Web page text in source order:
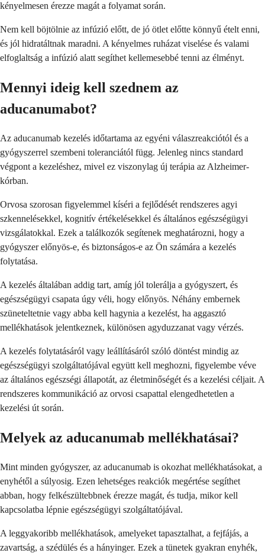
kényelmesen érezze magát a folyamat során.
Nem kell böjtölnie az infúzió előtt, de jó ötlet előtte könnyű ételt enni,
és jól hidratáltnak maradni. A kényelmes ruházat viselése és valami
elfoglaltság a infúzió alatt segíthet kellemesebbé tenni az élményt.
Mennyi ideig kell szednem az
aducanumabot?
Az aducanumab kezelés időtartama az egyéni válaszreakciótól és a
gyógyszerrel szembeni toleranciától függ. Jelenleg nincs standard
végpont a kezeléshez, mivel ez viszonylag új terápia az Alzheimer-
kórban.
Orvosa szorosan figyelemmel kíséri a fejlődését rendszeres agyi
szkennelésekkel, kognitív értékelésekkel és általános egészségügyi
vizsgálatokkal. Ezek a találkozók segítenek meghatározni, hogy a
gyógyszer előnyös-e, és biztonságos-e az Ön számára a kezelés
folytatása.
A kezelés általában addig tart, amíg jól tolerálja a gyógyszert, és
egészségügyi csapata úgy véli, hogy előnyös. Néhány embernek
szüneteltetnie vagy abba kell hagynia a kezelést, ha aggasztó
mellékhatások jelentkeznek, különösen agyduzzanat vagy vérzés.
A kezelés folytatásáról vagy leállításáról szóló döntést mindig az
egészségügyi szolgáltatójával együtt kell meghozni, figyelembe véve
az általános egészségi állapotát, az életminőségét és a kezelési céljait. A
rendszeres kommunikáció az orvosi csapattal elengedhetetlen a
kezelési út során.
Melyek az aducanumab mellékhatásai?
Mint minden gyógyszer, az aducanumab is okozhat mellékhatásokat, a
enyhétől a súlyosig. Ezen lehetséges reakciók megértése segíthet
abban, hogy felkészültebbnek érezze magát, és tudja, mikor kell
kapcsolatba lépnie egészségügyi szolgáltatójával.
A leggyakoribb mellékhatások, amelyeket tapasztalhat, a fejfájás, a
zavartság, a szédülés és a hányinger. Ezek a tünetek gyakran enyhék,